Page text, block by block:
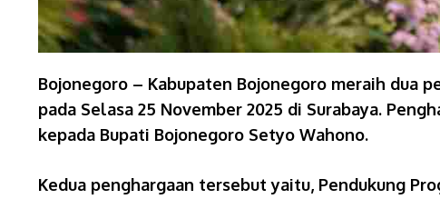
Bojonegoro – Kabupaten Bojonegoro meraih dua
pada Selasa 25 November 2025 di Surabaya.
kepada Bupati Bojonegoro Setyo Wahono.
Kedua penghargaan tersebut yaitu, Pendukung